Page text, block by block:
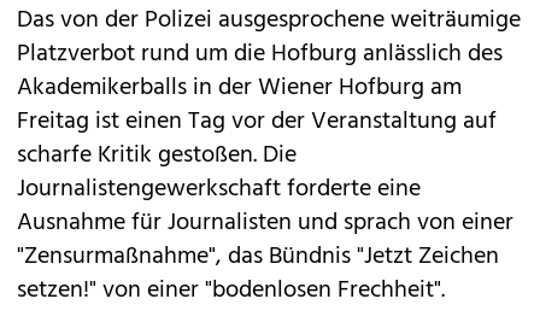
Das von der Polizei ausgesprochene weiträumige
Platzverbot rund um die Hofburg anlässlich des
Akademikerballs in der Wiener Hofburg am
Freitag ist einen Tag vor der Veranstaltung auf
scharfe Kritik gestoßen. Die
Journalistengewerkschaft forderte eine
Ausnahme für Journalisten und sprach von einer
"Zensurmaßnahme", das Bündnis "Jetzt Zeichen
setzen!" von einer "bodenlosen Frechheit".